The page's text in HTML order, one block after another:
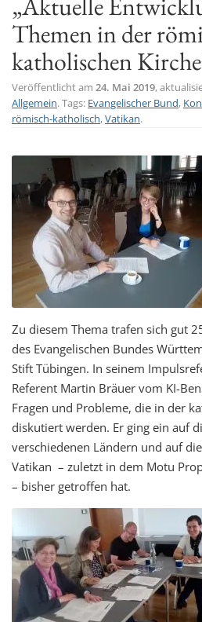
Themen in der
katholischen
Veröffentlicht am 24. Mai 2019,
Allgemein. Tags: Evangelischer Bund,
römisch-katholisch,Vatikan.
Zu diesem Thema trafen sich gut
des Evangelischen Bundes
Stift Tübingen. In seinem
Referent Martin Bräuer vom KI-
Fragen und Probleme, die in der
diskutiert werden. Er ging ein auf
verschiedenen Ländern und auf
Vatikan – zuletzt in dem Motu
– bisher getroffen hat.